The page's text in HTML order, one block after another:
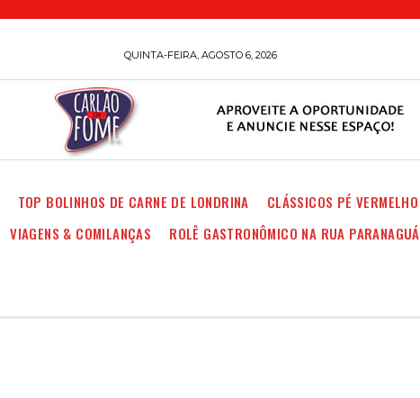
QUINTA-FEIRA, AGOSTO 6, 2026
TOP BOLINHOS DE CARNE DE LONDRINA CLÁSSICOS PÉ VERMELHO
VIAGENS & COMILANÇAS ROLÊ GASTRONÔMICO NA RUA PARANAGUÁ